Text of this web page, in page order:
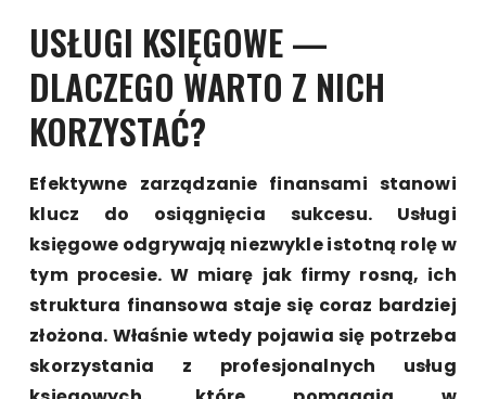
USŁUGI KSIĘGOWE —
DLACZEGO WARTO Z NICH
KORZYSTAĆ?
Efektywne zarządzanie finansami stanowi
klucz do osiągnięcia sukcesu. Usługi
księgowe odgrywają niezwykle istotną rolę w
tym procesie. W miarę jak firmy rosną, ich
struktura finansowa staje się coraz bardziej
złożona. Właśnie wtedy pojawia się potrzeba
skorzystania z profesjonalnych usług